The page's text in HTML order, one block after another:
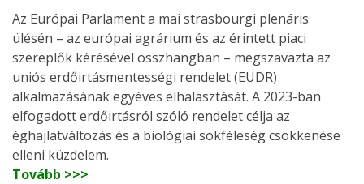
Az Európai Parlament a mai strasbourgi plenáris
ülésén – az európai agrárium és az érintett piaci
szereplők kérésével összhangban – megszavazta az
uniós erdőirtásmentességi rendelet (EUDR)
alkalmazásának egyéves elhalasztását. A 2023-ban
elfogadott erdőirtásról szóló rendelet célja az
éghajlatváltozás és a biológiai sokféleség csökkenése
elleni küzdelem.
Tovább >>>